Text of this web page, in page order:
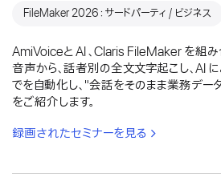
FileMaker 2026：サードパーティ / ビジネス
AmiVoiceと AI 、Claris FileMaker を組み
音声から、話者別の全文文字起こし、AI
でを自動化し、"会話をそのまま業務デー
をご紹介します。
録画されたセミナーを見る